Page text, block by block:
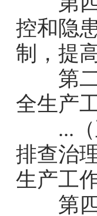
控和隐
制，提
第二
全生产
...（
排查治
生产工
第四